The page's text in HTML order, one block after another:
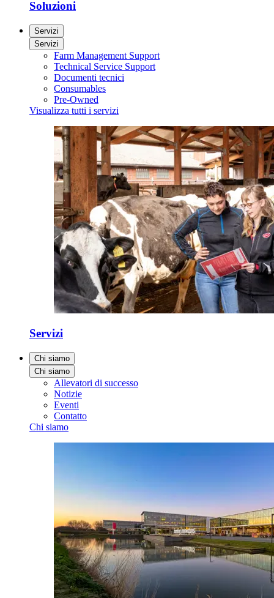
Soluzioni
Servizi
Servizi
Farm Management Support
Technical Service Support
Documenti tecnici
Consumables
Pre-Owned
Visualizza tutti i servizi
Servizi
Chi siamo
Chi siamo
Allevatori di successo
Notizie
Eventi
Contatto
Chi siamo